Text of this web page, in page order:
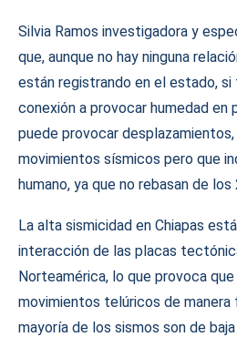
Silvia Ramos investigadora y
que, aunque no hay ninguna
están registrando en el estado, si
conexión a provocar humedad en
puede provocar
movimientos sísmicos pero que
humano, ya que no rebasan de
La alta sismicidad en Chiapas
interacción de las placas
Norteamérica, lo que provoca
movimientos telúricos de manera
mayoría de los sismos son de